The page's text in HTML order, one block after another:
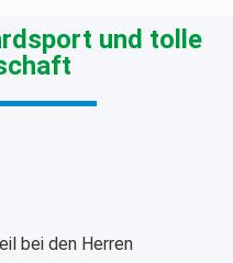
und tolle
bei den Herren